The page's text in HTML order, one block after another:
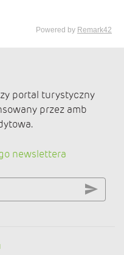
portal turystyczny
przez amb
newslettera